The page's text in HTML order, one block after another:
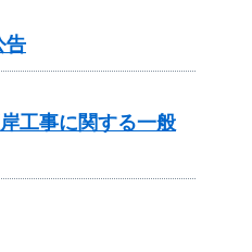
告
工事に関する一般